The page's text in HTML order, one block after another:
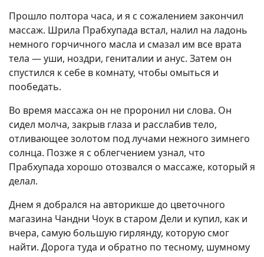
Прошло полтора часа, и я с сожалением закончил
массаж. Шрила Прабхупада встал, налил на ладонь
немного горчичного масла и смазал им все врата
тела — уши, ноздри, гениталии и анус. Затем он
спустился к себе в комнату, чтобы омыться и
пообедать.
Во время массажа он не проронил ни слова. Он
сидел молча, закрыв глаза и расслабив тело,
отливающее золотом под лучами нежного зимнего
солнца. Позже я с облегчением узнал, что
Прабхупада хорошо отозвался о массаже, который я
делал.
Днем я добрался на авторикше до цветочного
магазина Чандни Чоук в старом Дели и купил, как и
вчера, самую большую гирлянду, которую смог
найти. Дорога туда и обратно по тесному, шумному